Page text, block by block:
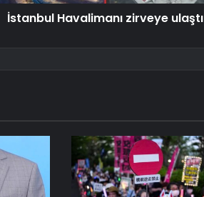
İstanbul Havalimanı zirveye ulaştı